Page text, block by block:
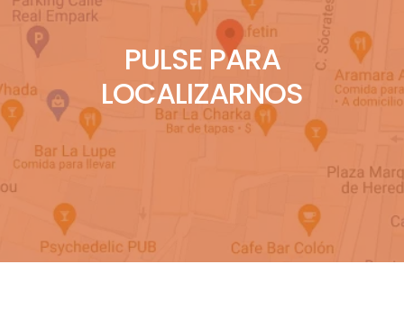
PULSE PARA
LOCALIZARNOS